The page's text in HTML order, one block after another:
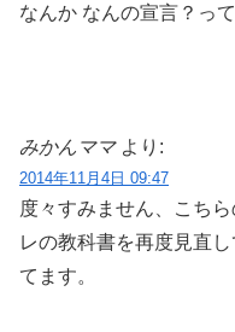
なんか なんの宣言？っ
みかんママ より:
2014年11月4日 09:47
度々すみません、こち
レの教科書を再度見直
てます。